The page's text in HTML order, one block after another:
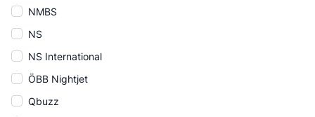
NMBS
NS
NS International
ÖBB Nightjet
Qbuzz